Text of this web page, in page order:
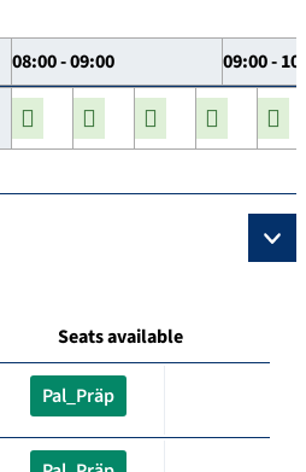
08:00 - 09:00 09:00 -
Seats available
Pal_Präp